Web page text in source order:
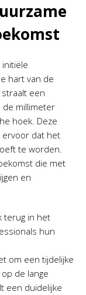
hart van de
een
millimeter
hoek. Deze
ervoor dat het
te worden.
die met
en
terug in het
hun
om een tijdelijke
de lange
een duidelijke